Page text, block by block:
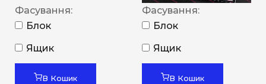
Фасування:
Блок
Ящик
В Кошик
Фасування:
Блок
Ящик
В Кошик